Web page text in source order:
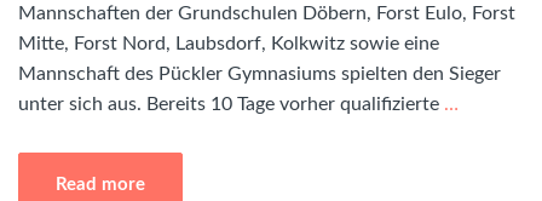
Mannschaften der Grundschulen Döbern, Forst Eulo, Forst
Mitte, Forst Nord, Laubsdorf, Kolkwitz sowie eine
Mannschaft des Pückler Gymnasiums spielten den Sieger
unter sich aus. Bereits 10 Tage vorher qualifizierte …
Read more